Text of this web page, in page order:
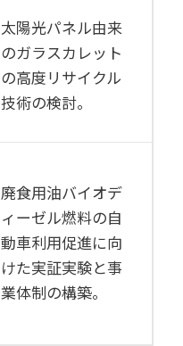
太陽光パネル由来
のガラスカレット
の高度リサイクル
技術の検討。
廃食用油バイオデ
ィーゼル燃料の自
動車利用促進に向
けた実証実験と事
業体制の構築。